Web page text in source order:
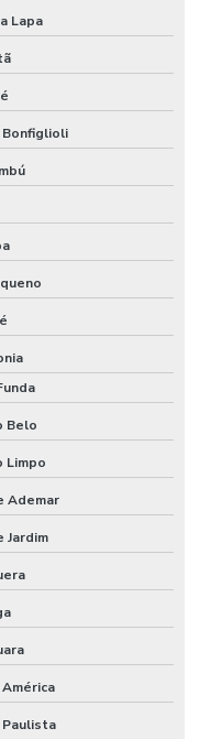
sp
Lapa
Bonfiglioli
Belo
Limpo
Ademar
Jardim
América
Paulista